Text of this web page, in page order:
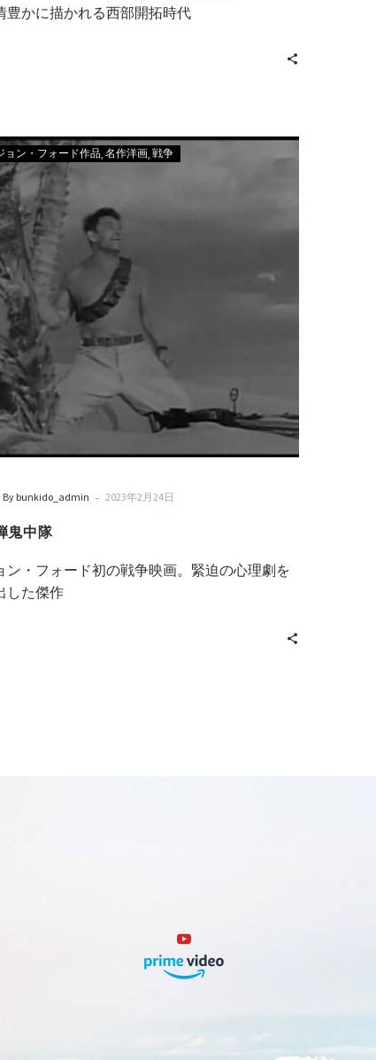
豊かに描かれる西部開拓時代
ョン・フォード作品 名作洋画 戦争
By bunkido_admin - 2023年2月24日
鬼中隊
ン・フォード初の戦争映画。緊迫の心理劇を
した傑作